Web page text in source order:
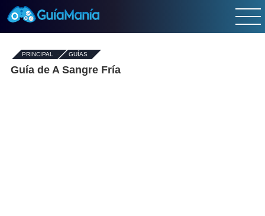
PRINCIPAL - GUÍAS-
Guía de A Sangre Fría